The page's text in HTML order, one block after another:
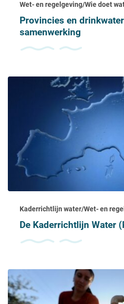
Wet- en regelgeving/Wie doet
Provincies en
samenwerking
Kaderrichtlijn water/Wet- en
De Kaderrichtlijn Water